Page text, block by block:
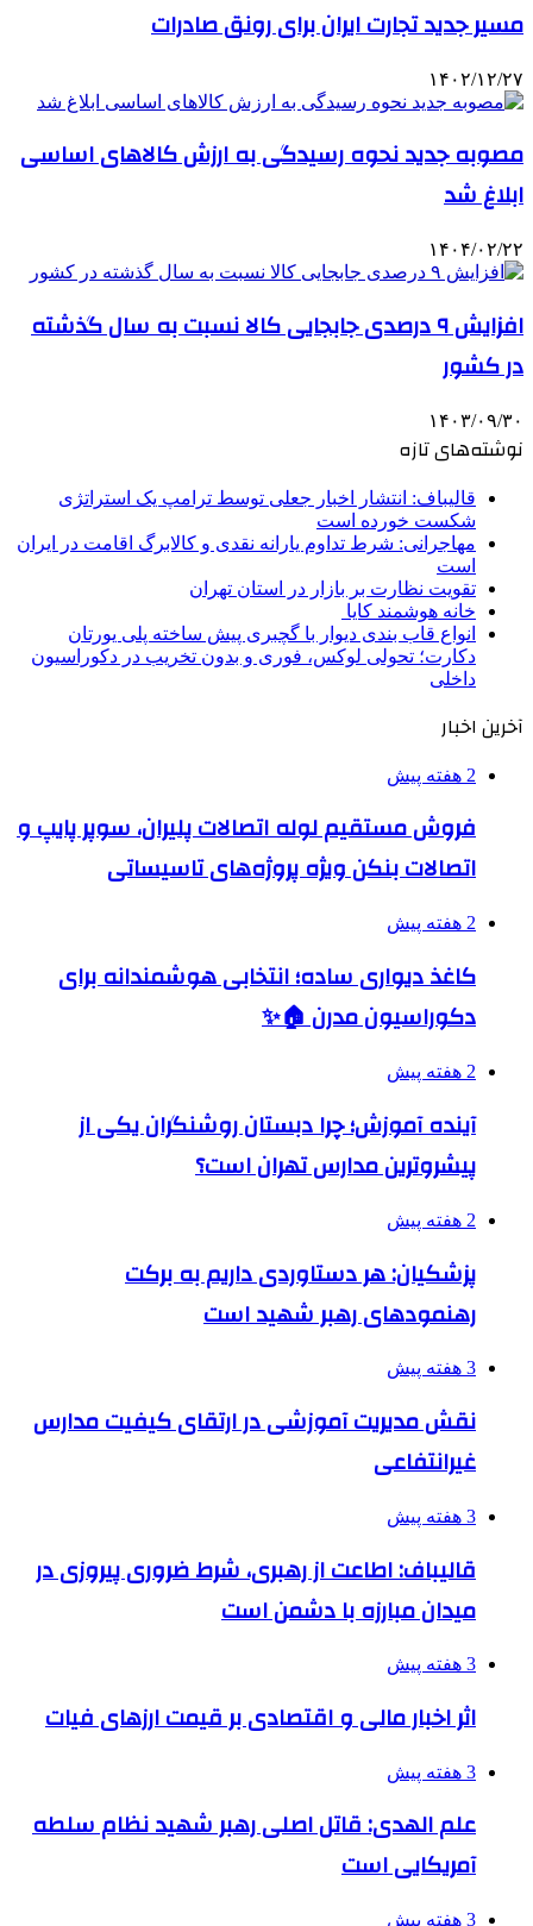
مسیر جدید تجارت ایران برای رونق صادرات
۱۴۰۲/۱۲/۲۷
مصوبه جدید نحوه رسیدگی به ارزش کالاهای اساسی
ابلاغ شد
۱۴۰۴/۰۲/۲۲
افزایش ۹ درصدی جابجایی کالا نسبت به سال گذشته
در کشور
۱۴۰۳/۰۹/۳۰
نوشته‌های تازه
قالیباف: انتشار اخبار جعلی توسط ترامپ یک استراتژی
شکست خورده است
مهاجرانی: شرط تداوم یارانه نقدی و کالابرگ اقامت در ایران
است
تقویت نظارت بر بازار در استان تهران
خانه هوشمند کایا
انواع قاب بندی دیوار با گچبری پیش ساخته پلی یورتان
دکارت؛ تحولی لوکس، فوری و بدون تخریب در دکوراسیون
داخلی
آخرین اخبار
2 هفته پیش
فروش مستقیم لوله اتصالات پلیران، سوپر پایپ و
اتصالات بنکن ویژه پروژه‌های تاسیساتی
2 هفته پیش
کاغذ دیواری ساده؛ انتخابی هوشمندانه برای
دکوراسیون مدرن 🏠✨
2 هفته پیش
آینده آموزش؛ چرا دبستان روشنگران یکی از
پیشروترین مدارس تهران است؟
2 هفته پیش
پزشکیان: هر دستاوردی داریم به برکت
رهنمودهای رهبر شهید است
3 هفته پیش
نقش مدیریت آموزشی در ارتقای کیفیت مدارس
غیرانتفاعی
3 هفته پیش
قالیباف: اطاعت از رهبری، شرط ضروری پیروزی در
میدان مبارزه با دشمن است
3 هفته پیش
اثر اخبار مالی و اقتصادی بر قیمت ارزهای فیات
3 هفته پیش
علم الهدی: قاتل اصلی رهبر شهید نظام سلطه
آمریکایی است
3 هفته پیش